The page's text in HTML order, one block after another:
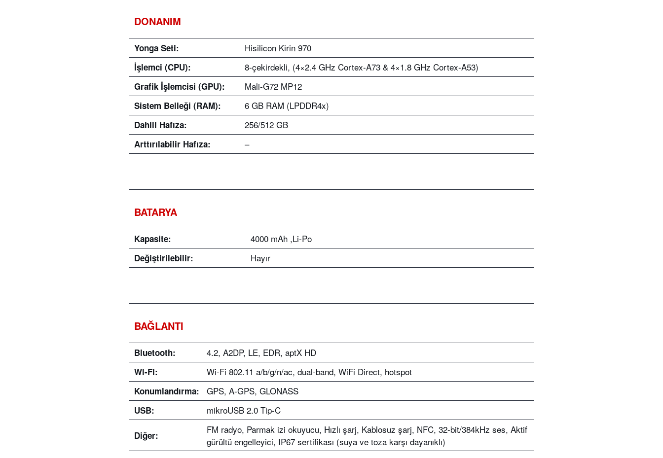
DONANIM
Yonga Seti: Hisilicon Kirin 970
İşlemci (CPU): 8-çekirdekli, (4×2.4 GHz Cortex-A73 & 4×1.8 GHz Cortex-A53)
Grafik İşlemcisi (GPU): Mali-G72 MP12
Sistem Belleği (RAM): 6 GB RAM (LPDDR4x)
Dahili Hafıza: 256/512 GB
Arttırılabilir Hafıza: –
BATARYA
Kapasite: 4000 mAh ,Li-Po
Değiştirilebilir: Hayır
BAĞLANTI
Bluetooth: 4.2, A2DP, LE, EDR, aptX HD
Wi-Fi: Wi-Fi 802.11 a/b/g/n/ac, dual-band, WiFi Direct, hotspot
Konumlandırma: GPS, A-GPS, GLONASS
USB: mikroUSB 2.0 Tip-C
Diğer:
FM radyo, Parmak izi okuyucu, Hızlı şarj, Kablosuz şarj, NFC, 32-bit/384kHz ses, Aktif
gürültü engelleyici, IP67 sertifikası (suya ve toza karşı dayanıklı)